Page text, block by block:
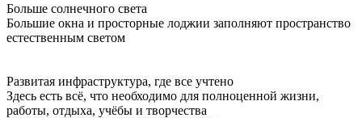
Больше солнечного света
Большие окна и просторные лоджии заполняют пространство
естественным светом
Развитая инфраструктура, где все учтено
Здесь есть всё, что необходимо для полноценной жизни,
работы, отдыха, учёбы и творчества